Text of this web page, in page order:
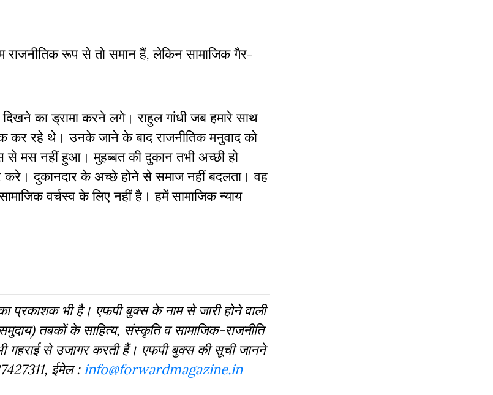
राजनीतिक रूप से तो समान हैं, लेकिन सामाजिक गैर-
का ड्रामा करने लगे। राहुल गांधी जब हमारे साथ
रहे थे। उनके जाने के बाद राजनीतिक मनुवाद को
से मस नहीं हुआ। मुहब्बत की दुकान तभी अच्छी हो
करे। दुकानदार के अच्छे होने से समाज नहीं बदलता। वह
वर्चस्व के लिए नहीं है। हमें सामाजिक न्याय
प्रकाशक भी है। एफपी बुक्‍स के नाम से जारी होने वाली
तबकों के साहित्‍य, संस्‍क‍ृति व सामाजिक-राजनीति
से उजागर करती हैं। एफपी बुक्‍स की सूची जानने
ईमेल : info@forwardmagazine.in